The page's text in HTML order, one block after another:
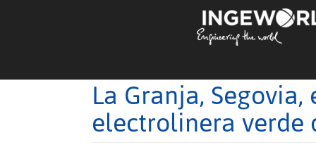
La Granja,
electrolinera verde